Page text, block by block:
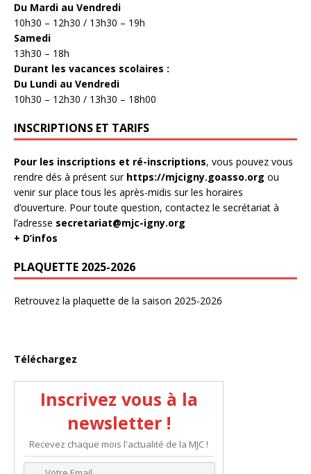
Du Mardi au Vendredi
10h30 – 12h30 / 13h30 – 19h
Samedi
13h30 – 18h
Durant les vacances scolaires :
Du Lundi au Vendredi
10h30 – 12h30 / 13h30 – 18h00
INSCRIPTIONS ET TARIFS
Pour les inscriptions et ré-inscriptions, vous pouvez vous
rendre dés à présent sur https://mjcigny.goasso.org ou
venir sur place tous les après-midis sur les horaires
d’ouverture. Pour toute question, contactez le secrétariat à
l’adresse secretariat@mjc-igny.org
+ D’infos
PLAQUETTE 2025-2026
Retrouvez la plaquette de la saison 2025-2026
Téléchargez
Inscrivez vous à la
newsletter !
Recevez chaque mois l'actualité de la MJC !